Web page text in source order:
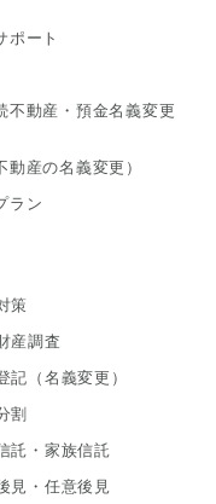
ポート
不動産・預金名義変更
産の名義変更）
ラン
策
産調査
記（名義変更）
割
託・家族信託
見・任意後見